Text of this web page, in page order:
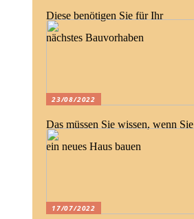
Diese benötigen Sie für Ihr
nächstes Bauvorhaben
23/08/2022
Das müssen Sie wissen, wenn Sie
ein neues Haus bauen
17/07/2022